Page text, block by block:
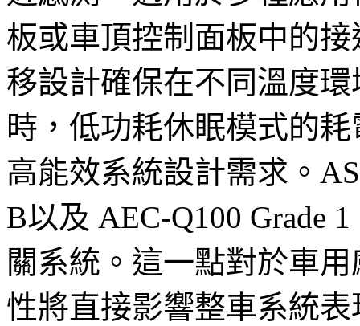
板或車頂控制面板中的
移設計確保在不同溫度
時，低功耗休眠模式的
高能效系統設計需求。
B以及 AEC-Q100 Grade
關系統。這一點對於車
性將直接影響整車系統